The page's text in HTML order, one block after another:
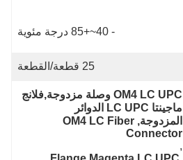
- 40~+85 درجة مئوية
25 قطعة/القطعة
OM4 LC UPC وصلة مزدوجة,فلانج
ماجينتا LC UPC الدوائر
المزدوجة,OM4 LC Fiber
Connector
,